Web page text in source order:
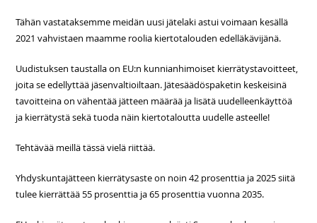
Tähän vastataksemme meidän uusi jätelaki astui voimaan kesällä
2021 vahvistaen maamme roolia kiertotalouden edelläkävijänä.
Uudistuksen taustalla on EU:n kunnianhimoiset kierrätystavoitteet,
joita se edellyttää jäsenvaltioiltaan. Jätesäädöspaketin keskeisinä
tavoitteina on vähentää jätteen määrää ja lisätä uudelleenkäyttöä
ja kierrätystä sekä tuoda näin kiertotaloutta uudelle asteelle!
Tehtävää meillä tässä vielä riittää.
Yhdyskuntajätteen kierrätysaste on noin 42 prosenttia ja 2025 siitä
tulee kierrättää 55 prosenttia ja 65 prosenttia vuonna 2035.